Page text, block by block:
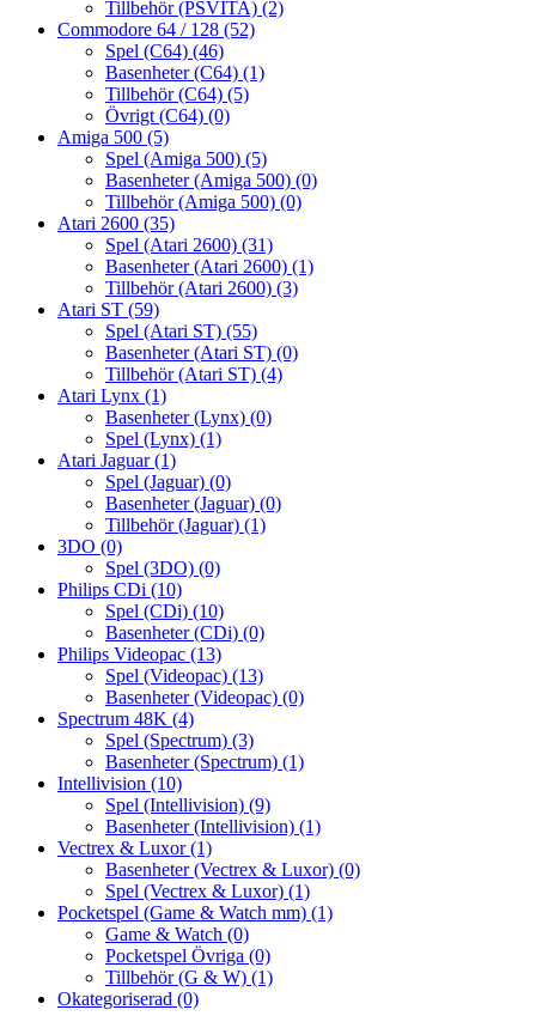
Tillbehör (PSVITA) (2)
Commodore 64 / 128 (52)
Spel (C64) (46)
Basenheter (C64) (1)
Tillbehör (C64) (5)
Övrigt (C64) (0)
Amiga 500 (5)
Spel (Amiga 500) (5)
Basenheter (Amiga 500) (0)
Tillbehör (Amiga 500) (0)
Atari 2600 (35)
Spel (Atari 2600) (31)
Basenheter (Atari 2600) (1)
Tillbehör (Atari 2600) (3)
Atari ST (59)
Spel (Atari ST) (55)
Basenheter (Atari ST) (0)
Tillbehör (Atari ST) (4)
Atari Lynx (1)
Basenheter (Lynx) (0)
Spel (Lynx) (1)
Atari Jaguar(1)
Spel (Jaguar) (0)
Basenheter (Jaguar) (0)
Tillbehör (Jaguar) (1)
3DO (0)
Spel (3DO) (0)
Philips CDi (10)
Spel (CDi) (10)
Basenheter (CDi) (0)
Philips Videopac (13)
Spel (Videopac) (13)
Basenheter (Videopac) (0)
Spectrum 48K (4)
Spel (Spectrum) (3)
Basenheter (Spectrum) (1)
Intellivision (10)
Spel (Intellivision) (9)
Basenheter (Intellivision) (1)
Vectrex & Luxor(1)
Basenheter (Vectrex & Luxor) (0)
Spel (Vectrex & Luxor) (1)
Pocketspel (Game & Watch mm) (1)
Game & Watch (0)
Pocketspel Övriga (0)
Tillbehör (G & W) (1)
Okategoriserad (0)